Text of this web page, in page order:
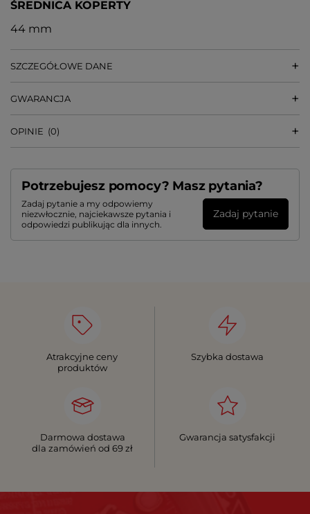
ŚREDNICA KOPERTY
44 mm
SZCZEGÓŁOWE DANE
GWARANCJA
OPINIE (0)
Potrzebujesz pomocy? Masz pytania?
Zadaj pytanie a my odpowiemy
niezwłocznie, najciekawsze pytania i
odpowiedzi publikując dla innych.
Zadaj pytanie
Atrakcyjne ceny
produktów
Szybka dostawa
Darmowa dostawa
dla zamówień od 69 zł
Gwarancja satysfakcji